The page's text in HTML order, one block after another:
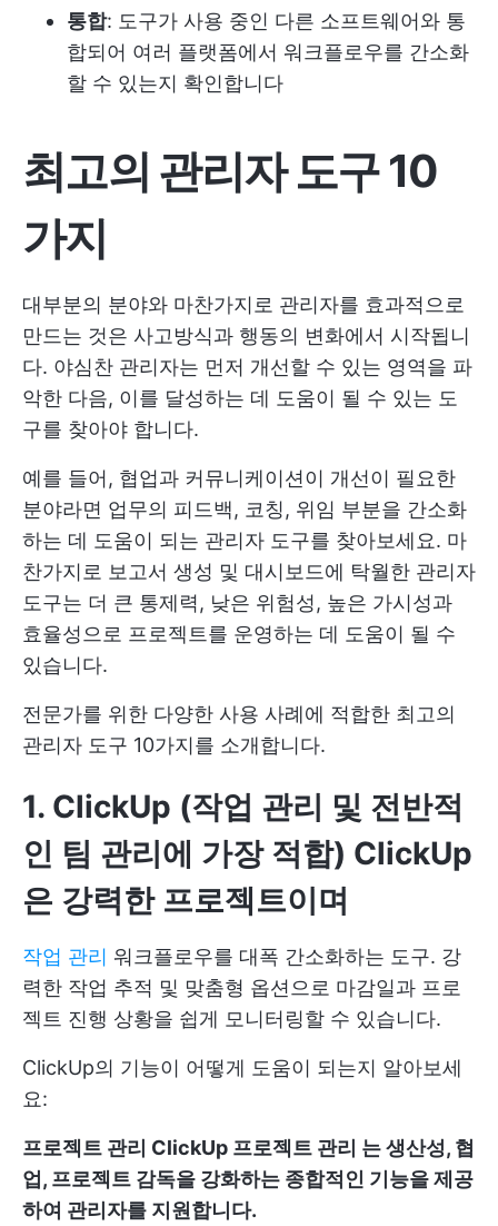
통합: 도구가 사용 중인 다른 소프트웨어와 통
합되어 여러 플랫폼에서 워크플로우를 간소화
할 수 있는지 확인합니다
최고의 관리자 도구 10
가지
대부분의 분야와 마찬가지로 관리자를 효과적으로
만드는 것은 사고방식과 행동의 변화에서 시작됩니
다. 야심찬 관리자는 먼저 개선할 수 있는 영역을 파
악한 다음, 이를 달성하는 데 도움이 될 수 있는 도
구를 찾아야 합니다.
예를 들어, 협업과 커뮤니케이션이 개선이 필요한
분야라면 업무의 피드백, 코칭, 위임 부분을 간소화
하는 데 도움이 되는 관리자 도구를 찾아보세요. 마
찬가지로 보고서 생성 및 대시보드에 탁월한 관리자
도구는 더 큰 통제력, 낮은 위험성, 높은 가시성과
효율성으로 프로젝트를 운영하는 데 도움이 될 수
있습니다.
전문가를 위한 다양한 사용 사례에 적합한 최고의
관리자 도구 10가지를 소개합니다.
1. ClickUp (작업 관리 및 전반적
인 팀 관리에 가장 적합) ClickUp
은 강력한 프로젝트이며
작업 관리 워크플로우를 대폭 간소화하는 도구. 강
력한 작업 추적 및 맞춤형 옵션으로 마감일과 프로
젝트 진행 상황을 쉽게 모니터링할 수 있습니다.
ClickUp의 기능이 어떻게 도움이 되는지 알아보세
요:
프로젝트 관리 ClickUp 프로젝트 관리 는 생산성, 협
업, 프로젝트 감독을 강화하는 종합적인 기능을 제공
하여 관리자를 지원합니다.